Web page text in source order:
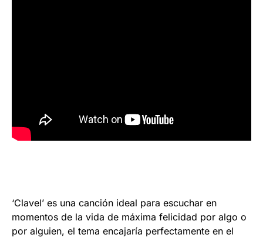
‘Clavel’ es una canción ideal para escuchar en
momentos de la vida de máxima felicidad por algo o
por alguien, el tema encajaría perfectamente en el